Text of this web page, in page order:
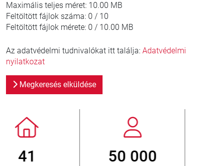
Maximális teljes méret: 10.00 MB
Feltöltött fájlok száma: 0 / 10
Feltöltött fájlok mérete: 0 / 10.00 MB
Az adatvédelmi tudnivalókat itt találja: Adatvédelmi
nyilatkozat
Megkeresés elküldése
> 3 500 000